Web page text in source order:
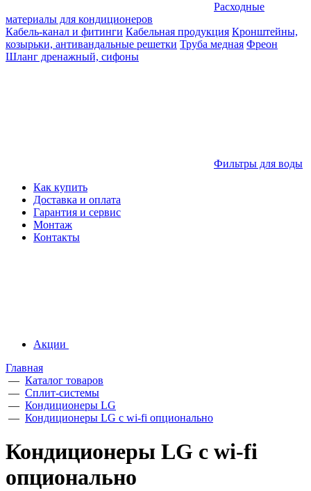
Расходные
материалы для кондиционеров
Кабель-канал и фитинги Кабельная продукция Кронштейны,
козырьки, антивандальные решетки Труба медная Фреон
Шланг дренажный, сифоны
Фильтры для воды
Как купить
Доставка и оплата
Гарантия и сервис
Монтаж
Контакты
Акции
Главная
— Каталог товаров
— Сплит-системы
— Кондиционеры LG
— Кондиционеры LG с wi-fi опционально
Кондиционеры LG с wi-fi
опционально